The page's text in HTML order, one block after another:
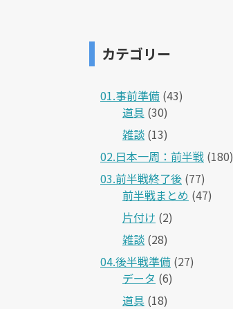
カテゴリー
01.事前準備 (43)
道具 (30)
雑談 (13)
02.日本一周：前半戦 (180)
03.前半戦終了後 (77)
前半戦まとめ (47)
片付け (2)
雑談 (28)
04.後半戦準備 (27)
データ (6)
道具 (18)